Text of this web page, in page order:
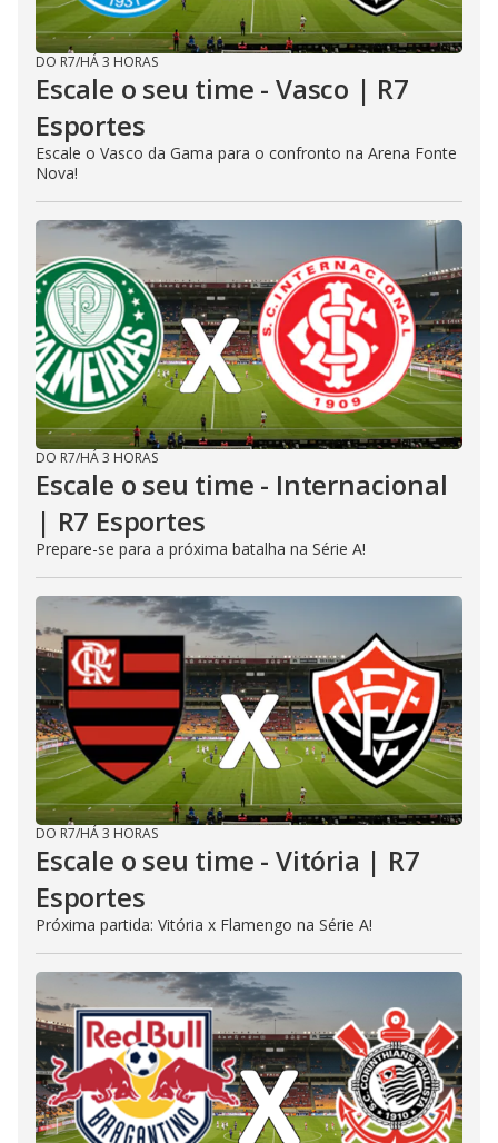
DO R7/HÁ 3 HORAS
Escale o seu time - Vasco | R7
Esportes
Escale o Vasco da Gama para o confronto na Arena Fonte
Nova!
DO R7/HÁ 3 HORAS
Escale o seu time - Internacional
| R7 Esportes
Prepare-se para a próxima batalha na Série A!
DO R7/HÁ 3 HORAS
Escale o seu time - Vitória | R7
Esportes
Próxima partida: Vitória x Flamengo na Série A!